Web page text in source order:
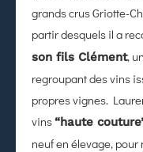
grands crus Griotte-
partir desquels il a
son fils Clément,
regroupant des vins
propres vignes.
vins“haute
neuf en élevage,